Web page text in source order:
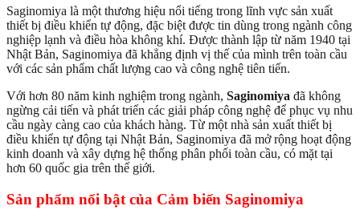
Saginomiya là một thương hiệu nổi tiếng trong lĩnh vực sản xuất
thiết bị điều khiển tự động, đặc biệt được tin dùng trong ngành công
nghiệp lạnh và điều hòa không khí. Được thành lập từ năm 1940 tại
Nhật Bản, Saginomiya đã khẳng định vị thế của mình trên toàn cầu
với các sản phẩm chất lượng cao và công nghệ tiên tiến.
Với hơn 80 năm kinh nghiệm trong ngành, Saginomiya đã không
ngừng cải tiến và phát triển các giải pháp công nghệ để phục vụ nhu
cầu ngày càng cao của khách hàng. Từ một nhà sản xuất thiết bị
điều khiển tự động tại Nhật Bản, Saginomiya đã mở rộng hoạt động
kinh doanh và xây dựng hệ thống phân phối toàn cầu, có mặt tại
hơn 60 quốc gia trên thế giới.
Sản phẩm nổi bật của Cảm biến Saginomiya